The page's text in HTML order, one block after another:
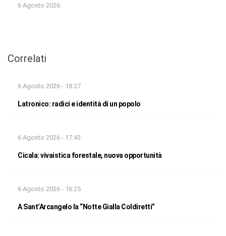
6 Agosto 2026
Correlati
6 Agosto 2026 - 18:27
Latronico: radici e identità di un popolo
6 Agosto 2026 - 17:43
Cicala: vivaistica forestale, nuova opportunità
6 Agosto 2026 - 16:25
A Sant’Arcangelo la “Notte Gialla Coldiretti”